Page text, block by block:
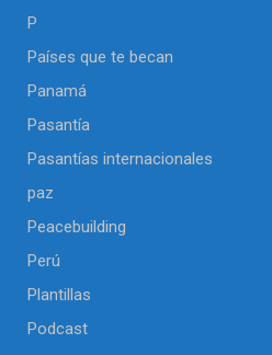
P
Países que te becan
Panamá
Pasantía
Pasantías internacionales
paz
Peacebuilding
Perú
Plantillas
Podcast